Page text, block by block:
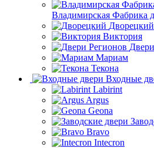
Владимирская Фабрика
Дворецкий
Виктория
Мариам
Текона
Входные
Labirint
Argus
Geona
Bravo
Intecron